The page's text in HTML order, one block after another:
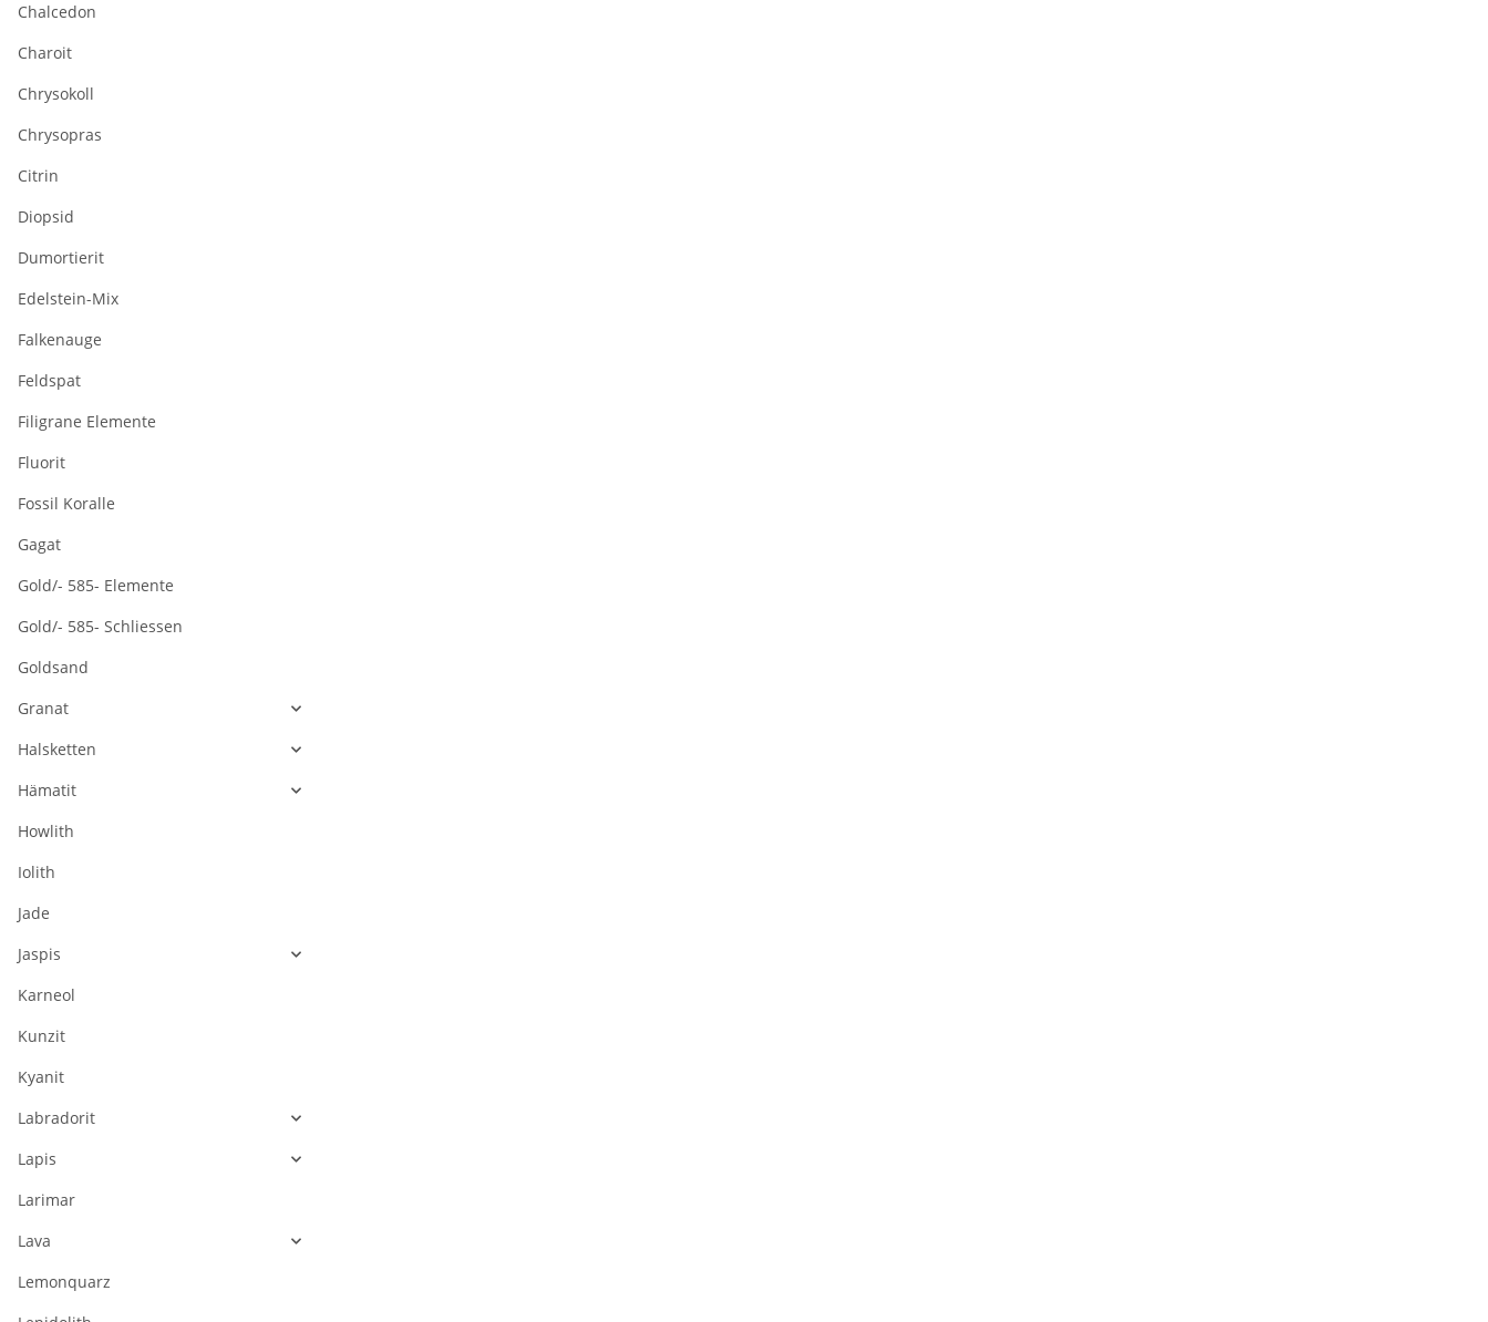
Chalcedon
Charoit
Chrysokoll
Chrysopras
Citrin
Diopsid
Dumortierit
Edelstein-Mix
Falkenauge
Feldspat
Filigrane Elemente
Fluorit
Fossil Koralle
Gagat
Gold/- 585- Elemente
Gold/- 585- Schliessen
Goldsand
Granat
Halsketten
Hämatit
Howlith
Iolith
Jade
Jaspis
Karneol
Kunzit
Kyanit
Labradorit
Lapis
Larimar
Lava
Lemonquarz